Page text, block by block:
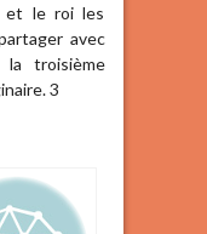
et le roi les
avec
troisième
3